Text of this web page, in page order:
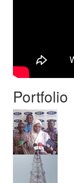
Portfolio